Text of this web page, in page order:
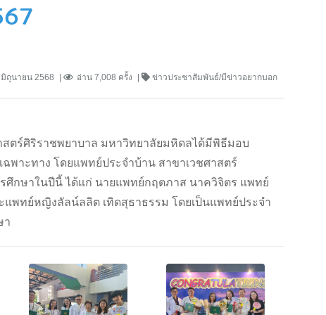
ถุนายน 2568 อ่าน 7,008 ครั้ง ข่าวประชาสัมพันธ์/มีข่าวอยากบอก
ตร์ศิริราชพยาบาล มหาวิทยาลัยมหิดลได้มีพิธีมอบ
พาะทาง โดยแพทย์ประจำบ้าน สาขาเวชศาสตร์
ศึกษาในปีนี้ ได้แก่ นายแพทย์กฤตภาส นาควิจิตร แพทย์
ทย์หญิงลัลน์ลลิต เทิดสุธาธรรม โดยเป็นแพทย์ประจำ
า